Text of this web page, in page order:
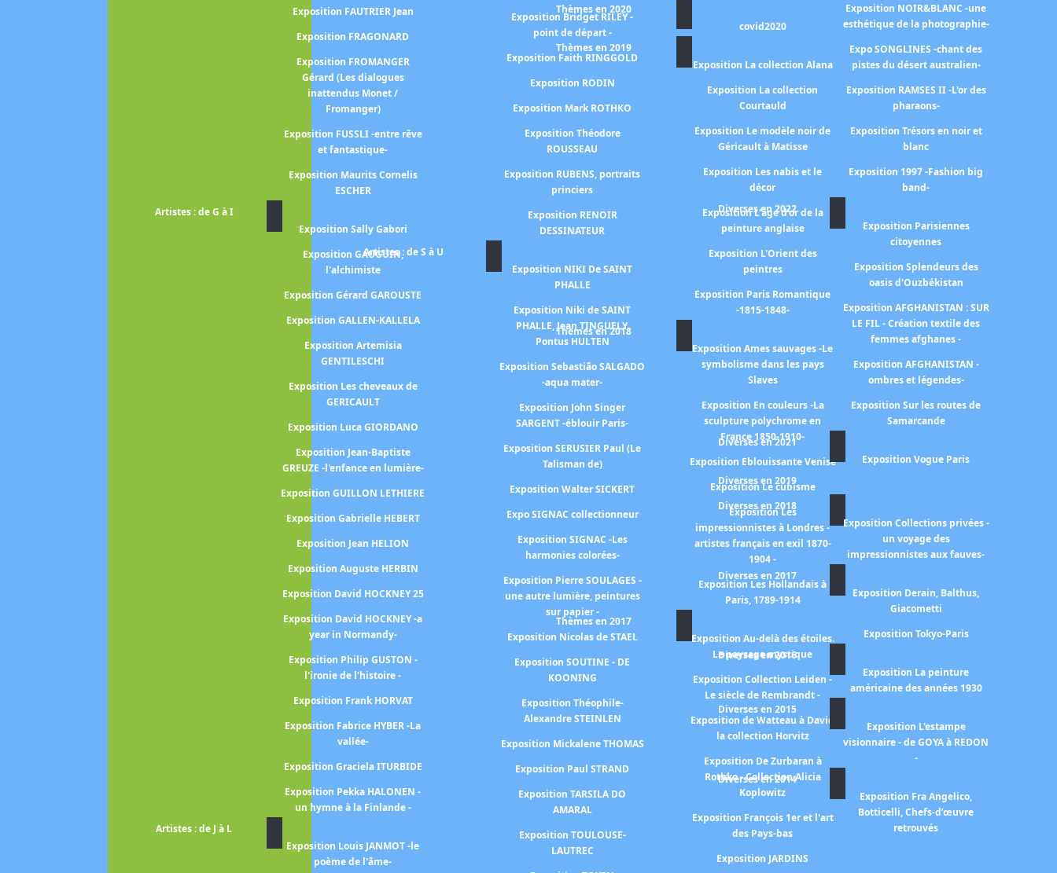
Exposition FAUTRIER Jean
Exposition FRAGONARD
Exposition FROMANGER
Gérard (Les dialogues
inattendus Monet /
Fromanger)
Exposition FUSSLI -entre rêve
et fantastique-
Exposition Maurits Cornelis
ESCHER
Artistes : de G à I
Exposition Sally Gabori
Exposition GAUGUIN,
l'alchimiste
Exposition Gérard GAROUSTE
Exposition GALLEN-KALLELA
Exposition Artemisia
GENTILESCHI
Exposition Les cheveaux de
GERICAULT
Exposition Luca GIORDANO
Exposition Jean-Baptiste
GREUZE -l'enfance en lumière-
Exposition GUILLON LETHIERE
Exposition Gabrielle HEBERT
Exposition Jean HELION
Exposition Auguste HERBIN
Exposition David HOCKNEY 25
Exposition David HOCKNEY -a
year in Normandy-
Exposition Philip GUSTON -
l'ironie de l'histoire -
Exposition Frank HORVAT
Exposition Fabrice HYBER -La
vallée-
Exposition Graciela ITURBIDE
Exposition Pekka HALONEN -
un hymne à la Finlande -
Artistes : de J à L
Exposition Louis JANMOT -le
poème de l'âme-
Exposition Bridget RILEY -
point de départ -
Exposition Faith RINGGOLD
Exposition RODIN
Exposition Mark ROTHKO
Exposition Théodore
ROUSSEAU
Exposition RUBENS, portraits
princiers
Exposition RENOIR
DESSINATEUR
Artistes : de S à U
Exposition NIKI De SAINT
PHALLE
Exposition Niki de SAINT
PHALLE, Jean TINGUELY,
Pontus HULTEN
Exposition Sebastião SALGADO
-aqua mater-
Exposition John Singer
SARGENT -éblouir Paris-
Exposition SERUSIER Paul (Le
Talisman de)
Exposition Walter SICKERT
Expo SIGNAC collectionneur
Exposition SIGNAC -Les
harmonies colorées-
Exposition Pierre SOULAGES -
une autre lumière, peintures
sur papier -
Exposition Nicolas de STAEL
Exposition SOUTINE - DE
KOONING
Exposition Théophile-
Alexandre STEINLEN
Exposition Mickalene THOMAS
Exposition Paul STRAND
Exposition TARSILA DO
AMARAL
Exposition TOULOUSE-
LAUTREC
Thèmes en 2020
covid2020
Thèmes en 2019
Exposition La collection Alana
Exposition La collection
Courtauld
Exposition Le modèle noir de
Géricault à Matisse
Exposition Les nabis et le
décor
Exposition L'age d'or de la
peinture anglaise
Exposition L'Orient des
peintres
Exposition Paris Romantique
-1815-1848-
Thèmes en 2018
Exposition Ames sauvages -Le
symbolisme dans les pays
Slaves
Exposition En couleurs -La
sculpture polychrome en
France 1850-1910-
Exposition Eblouissante Venise
Exposition Le cubisme
Exposition Les
impressionnistes à Londres -
artistes français en exil 1870-
1904 -
Exposition Les Hollandais à
Paris, 1789-1914
Thèmes en 2017
Exposition Au-delà des étoiles.
Le paysage mystique
Exposition Collection Leiden -
Le siècle de Rembrandt -
Exposition de Watteau à David
la collection Horvitz
Exposition De Zurbaran à
Rothko - Collection Alicia
Koplowitz
Exposition François 1er et l'art
des Pays-bas
Exposition JARDINS
Exposition NOIR&BLANC -une
esthétique de la photographie-
Expo SONGLINES -chant des
pistes du désert australien-
Exposition RAMSES II -L'or des
pharaons-
Exposition Trésors en noir et
blanc
Exposition 1997 -Fashion big
band-
Diverses en 2022
Exposition Parisiennes
citoyennes
Exposition Splendeurs des
oasis d'Ouzbékistan
Exposition AFGHANISTAN : SUR
LE FIL - Création textile des
femmes afghanes -
Exposition AFGHANISTAN -
ombres et légendes-
Exposition Sur les routes de
Samarcande
Diverses en 2021
Exposition Vogue Paris
Diverses en 2019
Diverses en 2018
Exposition Collections privées -
un voyage des
impressionnistes aux fauves-
Diverses en 2017
Exposition Derain, Balthus,
Giacometti
Exposition Tokyo-Paris
Diverses en 2016
Exposition La peinture
américaine des années 1930
Diverses en 2015
Exposition L'estampe
visionnaire - de GOYA à REDON
-
Diverses en 2014
Exposition Fra Angelico,
Botticelli, Chefs-d’œuvre
retrouvés